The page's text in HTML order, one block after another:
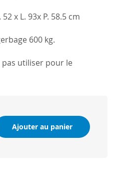
x L. 93x P. 58.5 cm
600 kg.
utiliser pour le
Ajouter au panier